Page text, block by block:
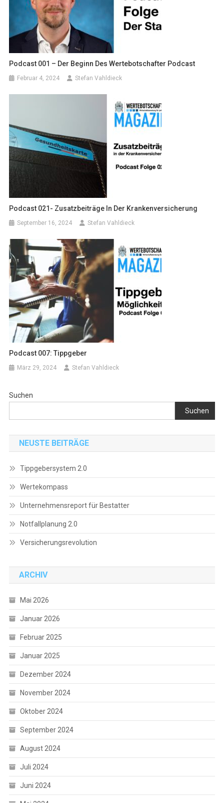
Podcast 001 – Der Beginn Des Wertebotschafter Podcast
Februar 4, 2024 Stefan Vahldieck
Podcast 021- Zusatzbeiträge In Der Krankenversicherung
September 16, 2024 Stefan Vahldieck
Podcast 007: Tippgeber
März 29, 2024 Stefan Vahldieck
Suchen
Suchen
NEUSTE BEITRÄGE
Tippgebersystem 2.0
Wertekompass
Unternehmensreport für Bestatter
Notfallplanung 2.0
Versicherungsrevolution
ARCHIV
Mai 2026
Januar 2026
Februar 2025
Januar 2025
Dezember 2024
November 2024
Oktober 2024
September 2024
August 2024
Juli 2024
Juni 2024